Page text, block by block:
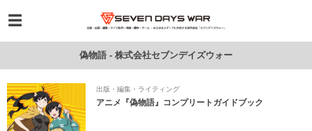
偽物語 - 株式会社セブンデイズウォー
出版・編集・ライティング
アニメ『偽物語』コンプリートガイドブック